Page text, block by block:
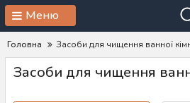
Меню
Головна Засоби для чищення ванної
Засоби для чищення